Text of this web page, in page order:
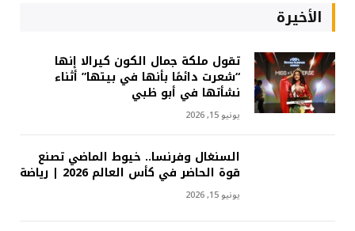
الأخيرة
تقول ملكة جمال الكون كيرالا إنها
“شعرت دائمًا بأنها في بيتها” أثناء
نشأتها في أبو ظبي
يونيو 15, 2026
السنغال وفرنسا.. خيوط الماضي تصنع
قوة الحاضر في كأس العالم 2026 | رياضة
يونيو 15, 2026